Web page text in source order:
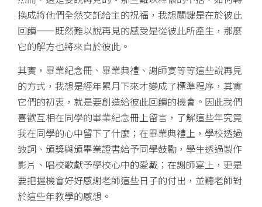
換成將他們全然交託給主的祝福，我想關鍵是在於彼此
回饋——既然難以說再見的感受是從彼此所產生，那麼
它的解方也將來自於彼此。
其實，畢業紀念冊、畢業典禮、謝師宴等等這些說再見
的方式，我想是經年累月下來才變成了標準程序，其實
它們的初衷，就是要創造給彼此回饋的機會。因此我們
喜歡互相在同學的畢業紀念冊上留言，了解這些年究竟
我在同學的心中留下了什麼；在畢業典禮上，學校透過
致詞、頒獎與頒畢業證書給予同學鼓勵，學生透過製作
影片、唱校歌獻予學校心中的愛戴；在謝師宴上，更是
要把握機會好好感謝老師這些日子的付出，並聽老師對
於這些年教學的感想。